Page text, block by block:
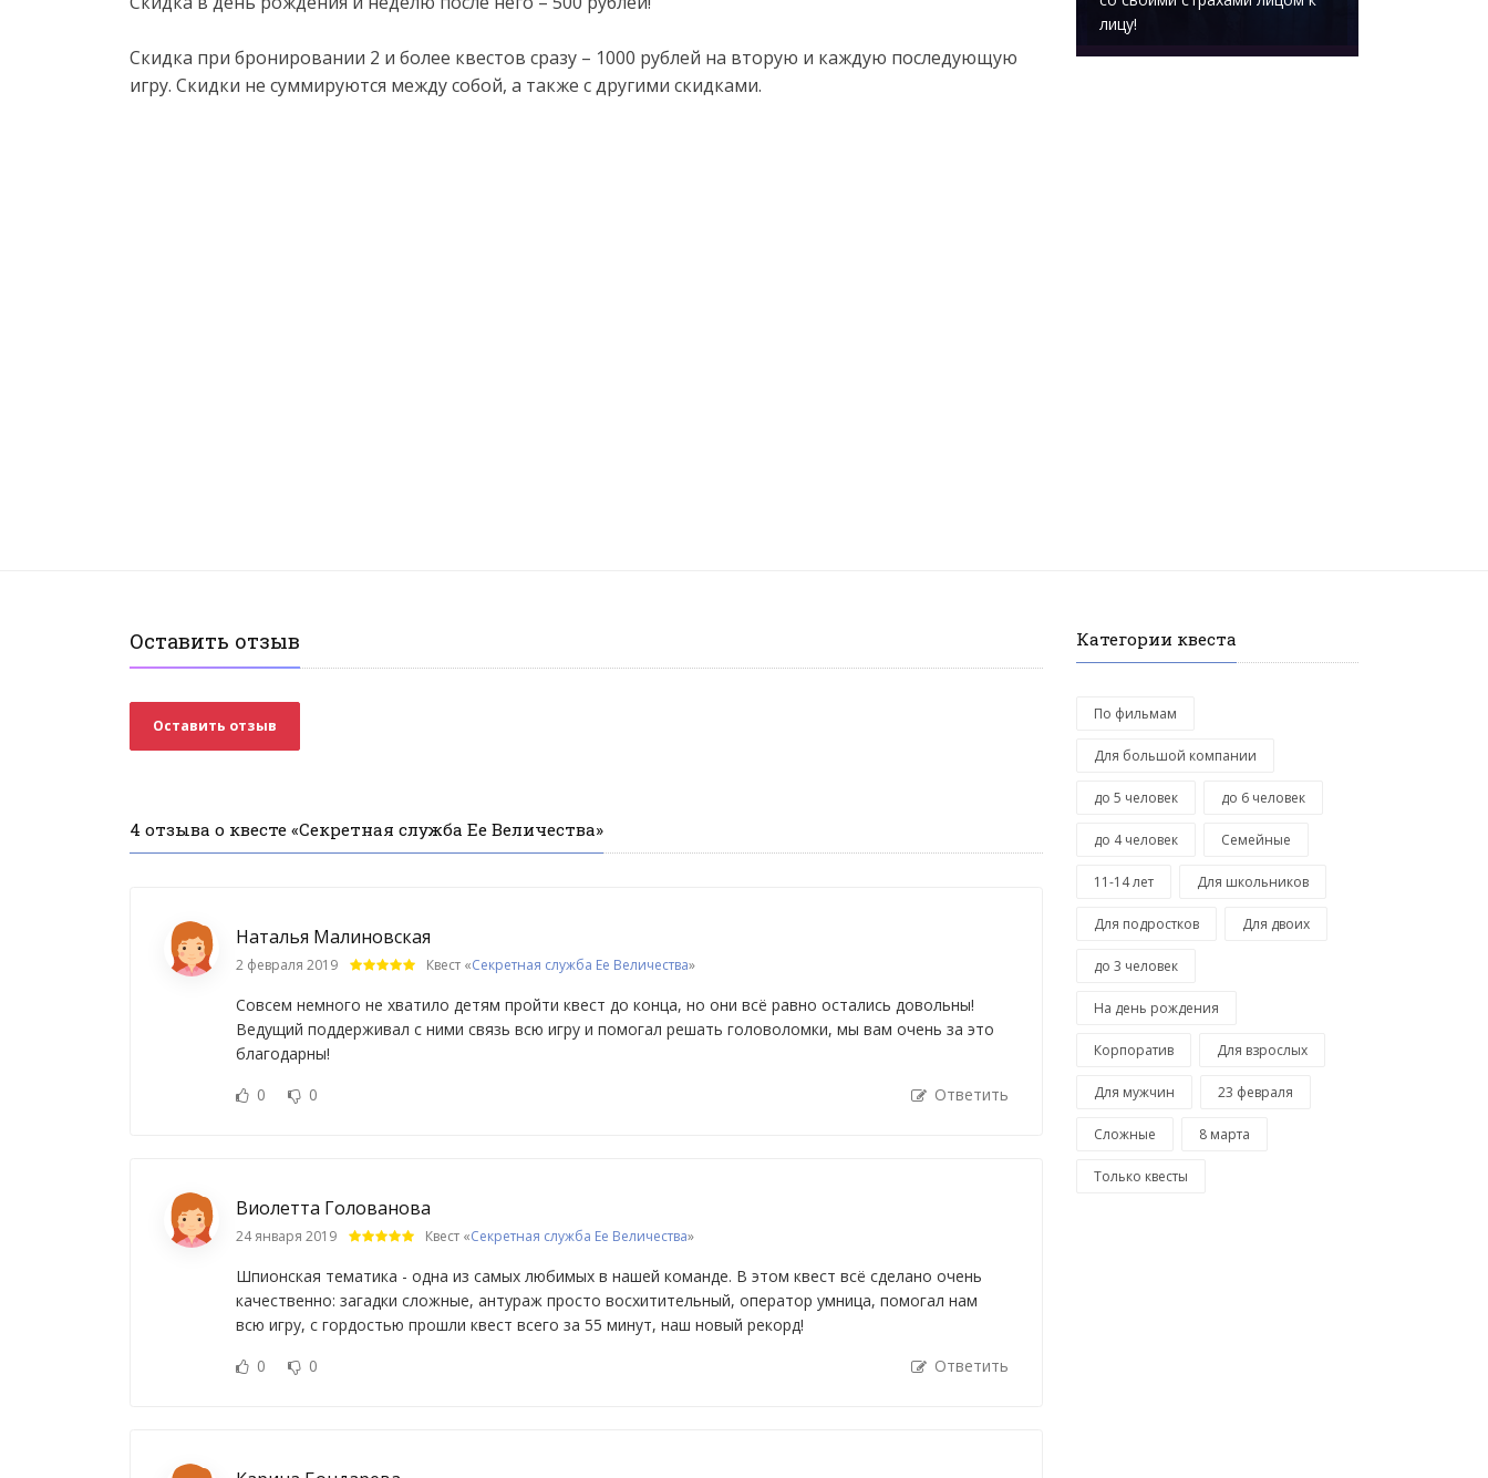
Скидка при бронировании 2 и более квестов сразу – 1000 рублей на вторую и каждую последующую
игру. Скидки не суммируются между собой, а также с другими скидками.
лицу!
Оставить отзыв
Оставить отзыв
4 отзыва о квесте «Секретная служба Ее Величества»
Наталья Малиновская
2 февраля 2019 Квест «Секретная служба Ее Величества»
Совсем немного не хватило детям пройти квест до конца, но они всё равно остались довольны!
Ведущий поддерживал с ними связь всю игру и помогал решать головоломки, мы вам очень за это
благодарны!
0
0 Ответить
Виолетта Голованова
24 января 2019 Квест «Секретная служба Ее Величества»
Шпионская тематика - одна из самых любимых в нашей команде. В этом квест всё сделано очень
качественно: загадки сложные, антураж просто восхитительный, оператор умница, помогал нам
всю игру, с гордостью прошли квест всего за 55 минут, наш новый рекорд!
0
0 Ответить
Категории квеста
По фильмам
Для большой компании
до 5 человек до 6 человек
до 4 человек Семейные
11-14 лет Для школьников
Для подростков Для двоих
до 3 человек
На день рождения
Корпоратив Для взрослых
Для мужчин 23 февраля
Сложные 8 марта
Только квесты